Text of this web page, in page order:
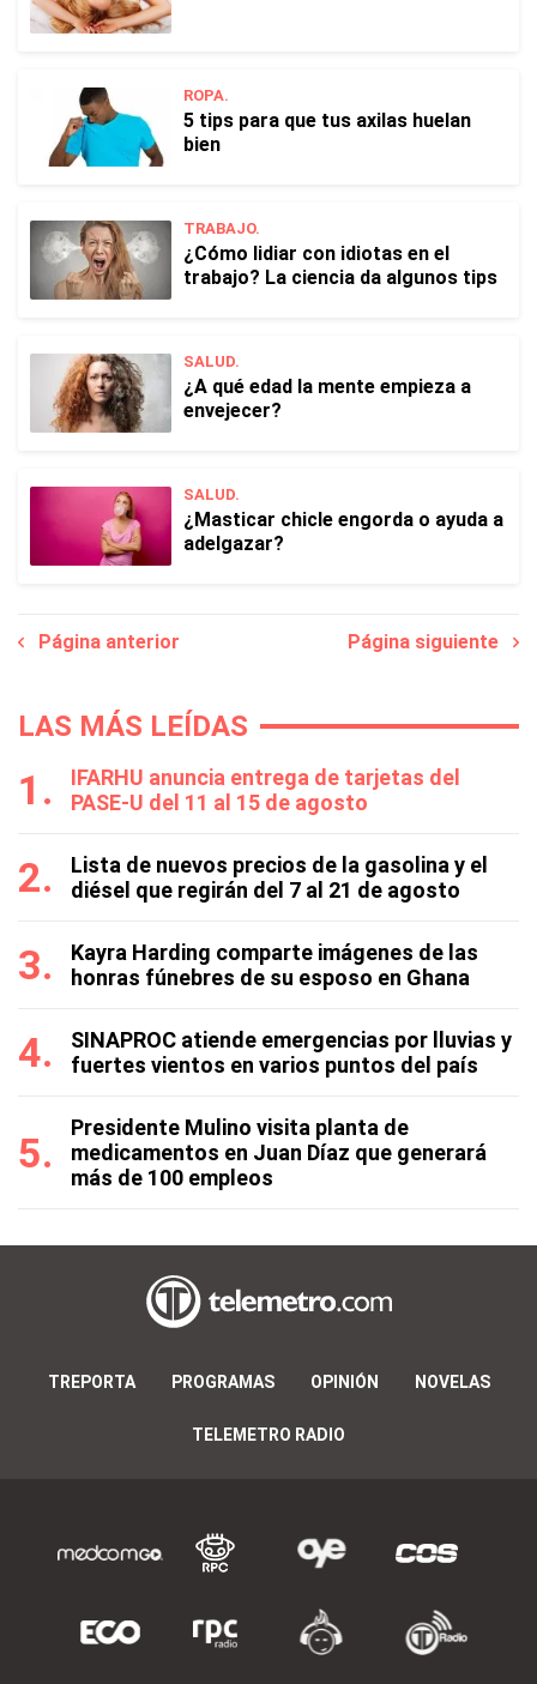
ROPA.
5 tips para que tus axilas huelan
bien
TRABAJO.
¿Cómo lidiar con idiotas en el
trabajo? La ciencia da algunos tips
SALUD.
¿A qué edad la mente empieza a
envejecer?
SALUD.
¿Masticar chicle engorda o ayuda a
adelgazar?
Página anterior Página siguiente
LAS MÁS LEÍDAS
IFARHU anuncia entrega de tarjetas del
PASE-U del 11 al 15 de agosto
Lista de nuevos precios de la gasolina y el
diésel que regirán del 7 al 21 de agosto
Kayra Harding comparte imágenes de las
honras fúnebres de su esposo en Ghana
SINAPROC atiende emergencias por lluvias y
fuertes vientos en varios puntos del país
Presidente Mulino visita planta de
medicamentos en Juan Díaz que generará
más de 100 empleos
TREPORTA PROGRAMAS OPINIÓN NOVELAS
TELEMETRO RADIO